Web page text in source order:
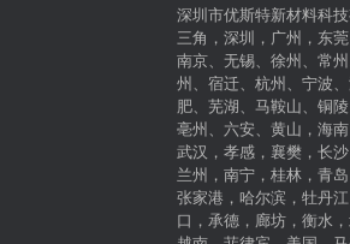
深圳市优斯特新材料科
三角，深圳，广州，东
南京、无锡、徐州、常
州、宿迁、杭州、宁波
肥、芜湖、马鞍山、铜
亳州、六安、黄山，海
武汉，孝感，襄樊，长
兰州，南宁，桂林，青
张家港，哈尔滨，牡丹
口，承德，廊坊，衡水